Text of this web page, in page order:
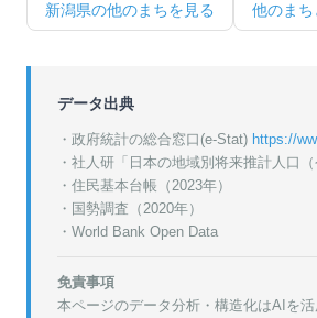
新潟県の他のまちを見る 他のまち
データ出典
・政府統計の総合窓口(e-Stat) https://
・ 社人研「日本の地域別将来推計人口（
・ 住民基本台帳（2023年）
・ 国勢調査（2020年）
・World Bank Open Data
免責事項
本ページのデータ分析・構造化はAIを